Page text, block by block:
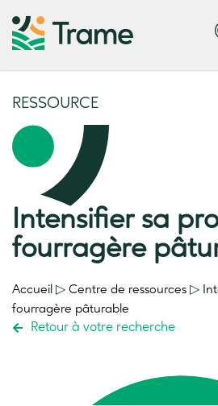
RESSOURCE
Intensifier sa
fourragère
Accueil ▷ Centre de ressources ▷
fourragère pâturable
Retour à votre recherche